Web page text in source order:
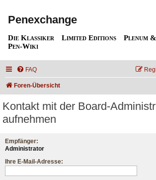
Penexchange
Die Klassiker Limited Editions
Plenum
Pen-Wiki
FAQ
Foren-Übersicht
Kontakt mit der Board-
aufnehmen
Empfänger:
Administrator
Ihre E-Mail-Adresse: